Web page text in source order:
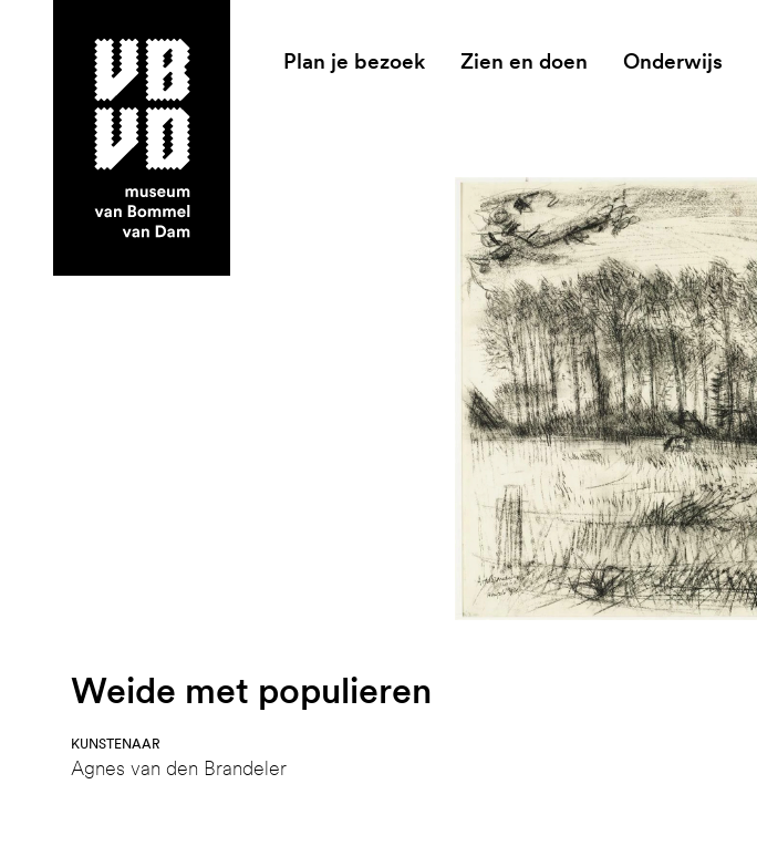
museum van Bommel van Dam
Plan je bezoek Zien en doen Onderwijs
Weide met populieren
KUNSTENAAR
Agnes van den Brandeler